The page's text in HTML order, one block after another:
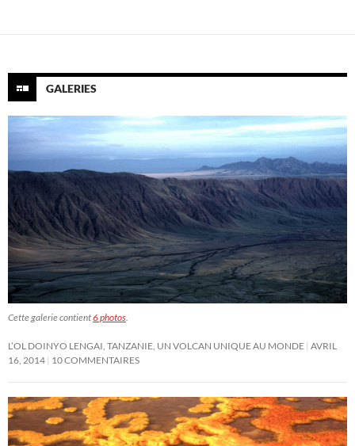
GALERIES
Cette galerie contient6 photos.
L’OL DOINYO LENGAI, TANZANIE, UN VOLCAN UNIQUE AU MONDE AVRIL
16, 2014 10 COMMENTAIRES